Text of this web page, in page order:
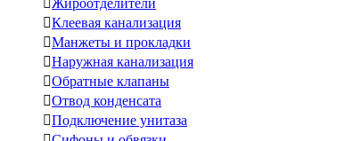
Жироотделители
Клеевая канализация
Манжеты и прокладки
Наружная канализация
Обратные клапаны
Отвод конденсата
Подключение унитаза